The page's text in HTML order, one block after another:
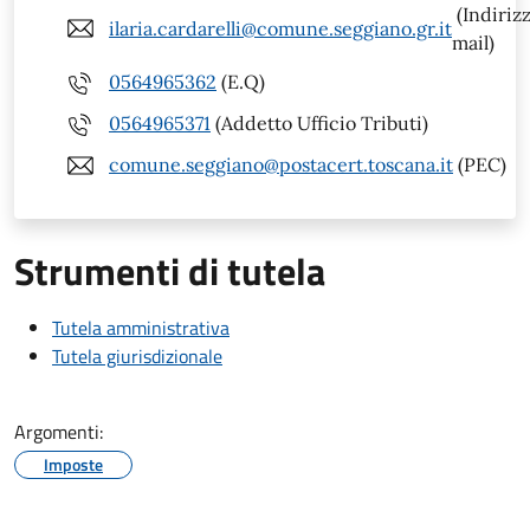
ilaria.cardarelli@comune.seggiano.gr.it
mail)
0564965362 (E.Q)
0564965371 (Addetto Ufficio Tributi)
comune.seggiano@postacert.toscana.it (PEC)
Strumenti di tutela
Tutela amministrativa
Tutela giurisdizionale
Argomenti:
Imposte